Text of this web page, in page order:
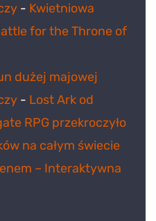
- Kwietniowa
for the Throne of
dużej majowej
- Lost Ark od
RPG przekroczyło
na całym świecie
– Interaktywna